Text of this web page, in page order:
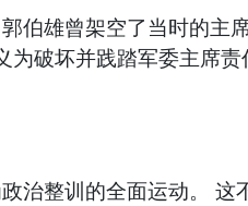
伯雄曾架空了当时的
破坏并践踏军委主席
治整训的全面运动。 这